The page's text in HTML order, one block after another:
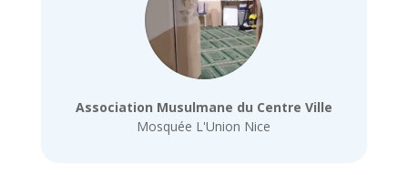
Association Musulmane du Centre Ville
Mosquée L'Union Nice